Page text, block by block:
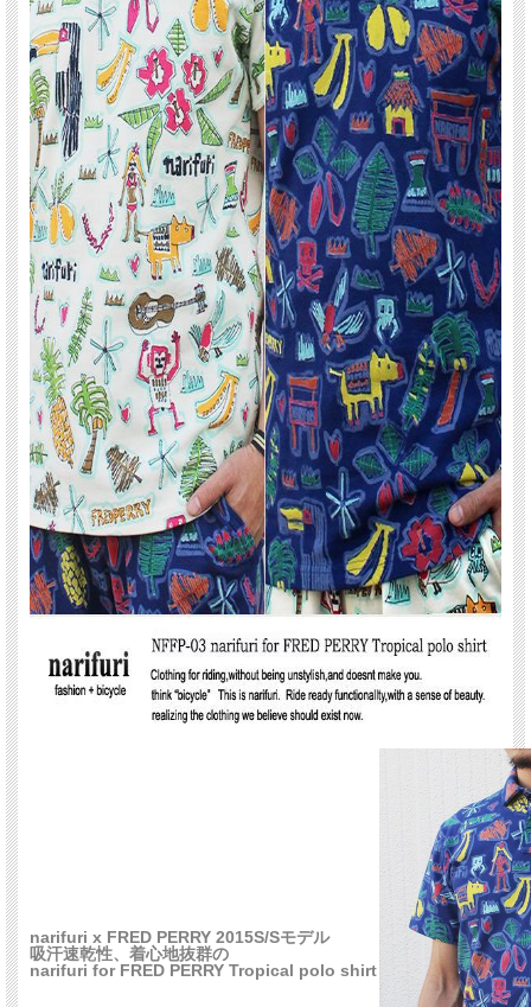
narifuri x FRED PERRY 2015S/Sモデル
吸汗速乾性、着心地抜群の
narifuri for FRED PERRY Tropical polo shirt